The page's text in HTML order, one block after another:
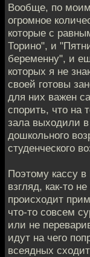
Вообще, по
огромное
которые с
Торино", и
беременну", и
которых я не
своей готовы
для них важен
спорить, что на
зала выходили
дошкольного
студенческого
Поэтому кассу
взгляд, как-то
происходит
что-то совсем
или не
идут на чего
всеядных